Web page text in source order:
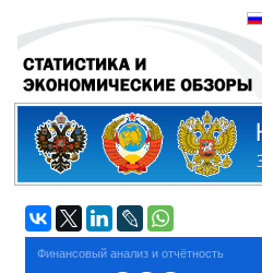
Финансовый анализ и отчётность